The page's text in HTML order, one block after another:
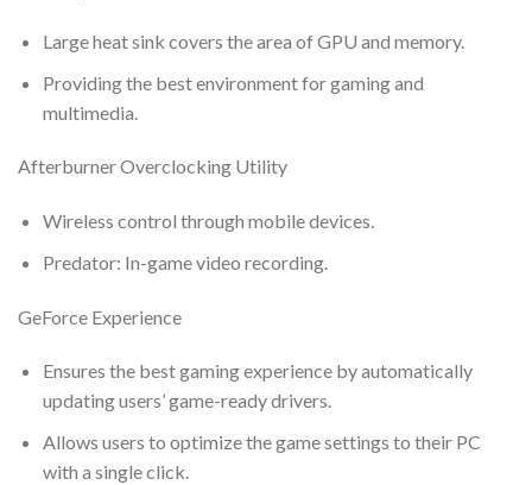
Large heat sink covers the area of GPU and memory.
Providing the best environment for gaming and
multimedia.
Afterburner Overclocking Utility
Wireless control through mobile devices.
Predator: In-game video recording.
GeForce Experience
Ensures the best gaming experience by automatically
updating users’ game-ready drivers.
Allows users to optimize the game settings to their PC
with a single click.